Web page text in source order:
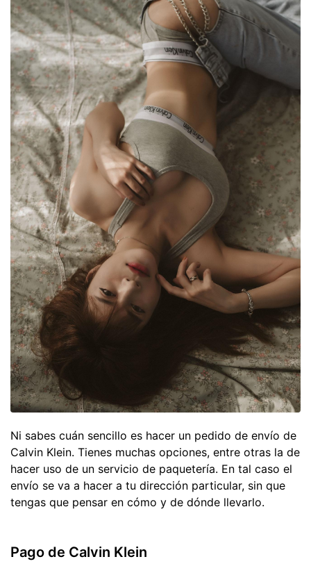
Ni sabes cuán sencillo es hacer un pedido de envío de
Calvin Klein. Tienes muchas opciones, entre otras la de
hacer uso de un servicio de paquetería. En tal caso el
envío se va a hacer a tu dirección particular, sin que
tengas que pensar en cómo y de dónde llevarlo.
Pago de Calvin Klein